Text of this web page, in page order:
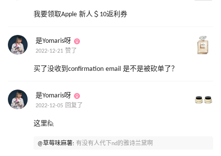
我要领取Apple 新人＄10返利券
是Yomaris呀
2022-12-21 赞了
买了没收到confirmation email 是不是被砍单了？
是Yomaris呀
2022-12-05 回复了
这里🙋
@草莓味麻薯: 有没有人代下nd的雅诗兰黛啊